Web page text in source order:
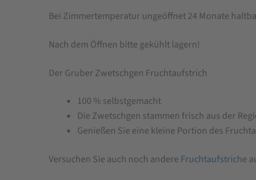
Bei Zimmertemperatur ungeöffnet 24 Monate
Nach dem Öffnen bitte gekühlt lagern!
Der Gruber Zwetschgen Fruchtaufstrich
100 % selbstgemacht
Die Zwetschgen stammen frisch aus der
Genießen Sie eine kleine Portion des
Versuchen Sie auch noch andere Fruchtaufstriche